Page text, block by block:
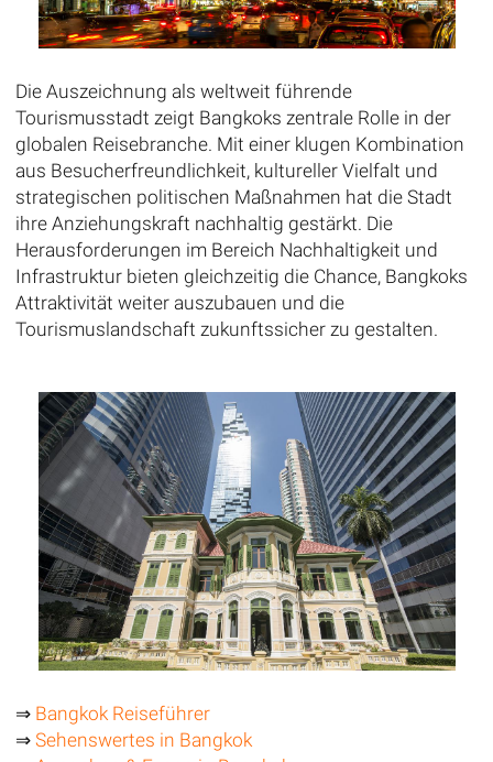
Die Auszeichnung als weltweit führende
Tourismusstadt zeigt Bangkoks zentrale Rolle in der
globalen Reisebranche. Mit einer klugen Kombination
aus Besucherfreundlichkeit, kultureller Vielfalt und
strategischen politischen Maßnahmen hat die Stadt
ihre Anziehungskraft nachhaltig gestärkt. Die
Herausforderungen im Bereich Nachhaltigkeit und
Infrastruktur bieten gleichzeitig die Chance, Bangkoks
Attraktivität weiter auszubauen und die
Tourismuslandschaft zukunftssicher zu gestalten.
⇒ Bangkok Reiseführer
⇒ Sehenswertes in Bangkok